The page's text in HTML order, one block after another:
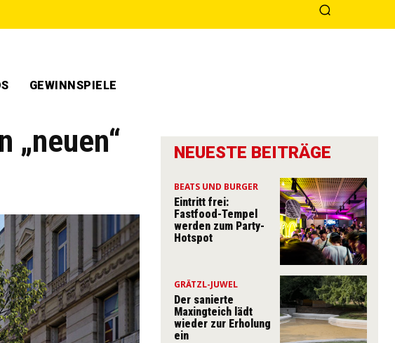
GEWINNSPIELE
„neuen“
NEUESTE BEITRÄGE
BEATS UND BURGER
Eintritt frei:
Fastfood-Tempel
werden zum Party-
Hotspot
GRÄTZL-JUWEL
Der sanierte
Maxingteich lädt
wieder zur Erholung
ein